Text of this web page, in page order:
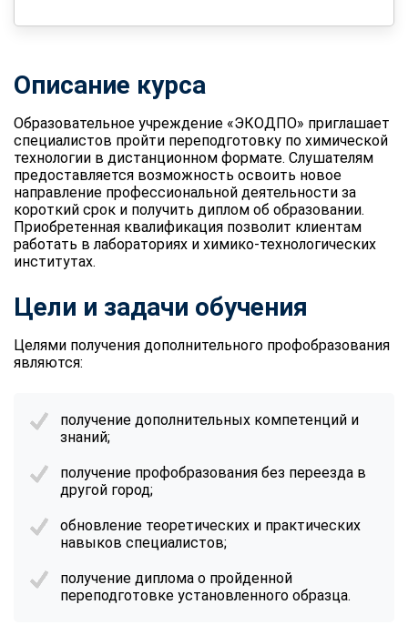
Описание курса
Образовательное учреждение «ЭКОДПО» приглашает
специалистов пройти переподготовку по химической
технологии в дистанционном формате. Слушателям
предоставляется возможность освоить новое
направление профессиональной деятельности за
короткий срок и получить диплом об образовании.
Приобретенная квалификация позволит клиентам
работать в лабораториях и химико-технологических
институтах.
Цели и задачи обучения
Целями получения дополнительного профобразования
являются:
получение дополнительных компетенций и
знаний;
получение профобразования без переезда в
другой город;
обновление теоретических и практических
навыков специалистов;
получение диплома о пройденной
переподготовке установленного образца.